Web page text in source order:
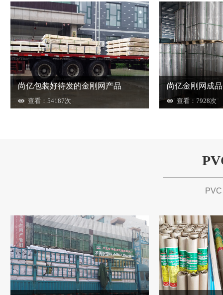
尚亿包装好待发的金刚网产品
查看：54187次
尚亿金刚网成
查看：7928次